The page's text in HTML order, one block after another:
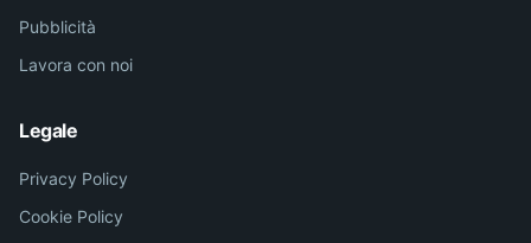
Pubblicità
Lavora con noi
Legale
Privacy Policy
Cookie Policy